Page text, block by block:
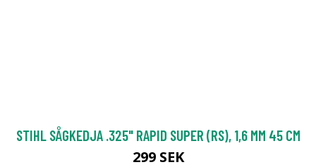
STIHL SÅGKEDJA .325" RAPID SUPER (RS), 1,6 MM 45 CM
299 SEK